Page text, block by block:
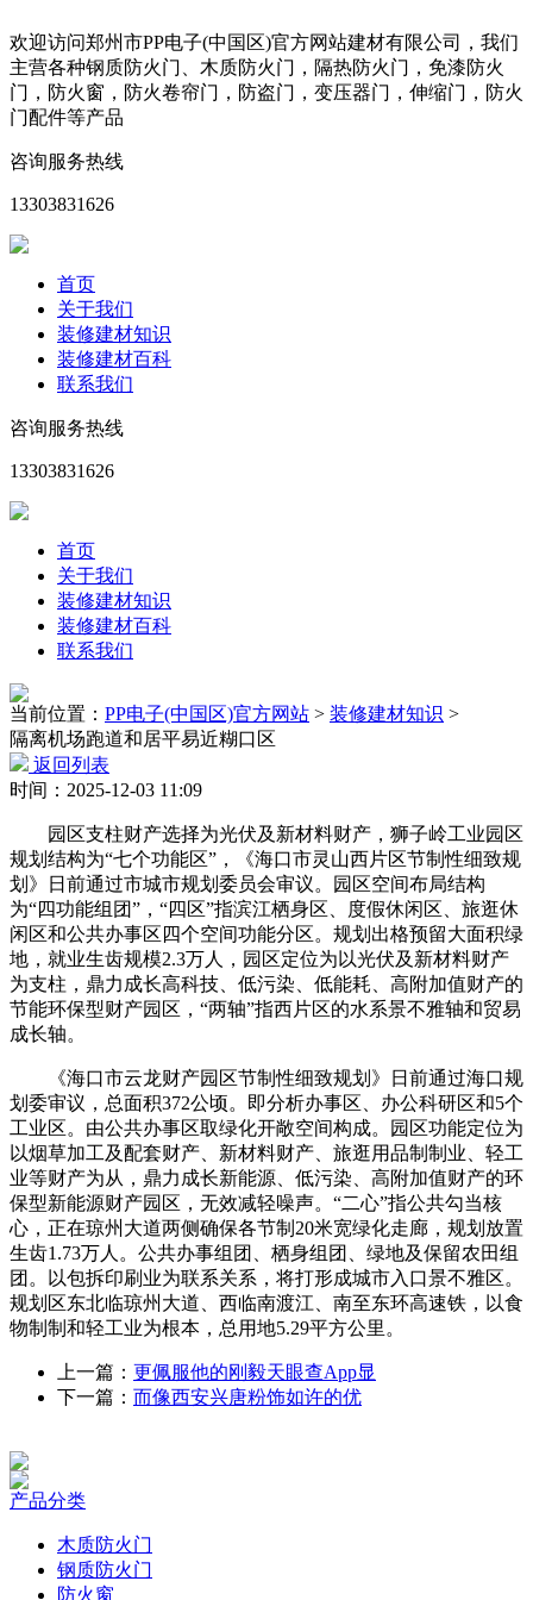
欢迎访问郑州市PP电子(中国区)官方网站建材有限公司，我们
主营各种钢质防火门、木质防火门，隔热防火门，免漆防火
门，防火窗，防火卷帘门，防盗门，变压器门，伸缩门，防火
门配件等产品
咨询服务热线
13303831626
首页
关于我们
装修建材知识
装修建材百科
联系我们
咨询服务热线
13303831626
首页
关于我们
装修建材知识
装修建材百科
联系我们
当前位置： PP电子(中国区)官方网站 > 装修建材知识 >
隔离机场跑道和居平易近糊口区
返回列表
时间：2025-12-03 11:09
园区支柱财产选择为光伏及新材料财产，狮子岭工业园区
规划结构为“七个功能区”，《海口市灵山西片区节制性细致规
划》日前通过市城市规划委员会审议。园区空间布局结构
为“四功能组团”，“四区”指滨江栖身区、度假休闲区、旅逛休
闲区和公共办事区四个空间功能分区。规划出格预留大面积绿
地，就业生齿规模2.3万人，园区定位为以光伏及新材料财产
为支柱，鼎力成长高科技、低污染、低能耗、高附加值财产的
节能环保型财产园区，“两轴”指西片区的水系景不雅轴和贸易
成长轴。
《海口市云龙财产园区节制性细致规划》日前通过海口规
划委审议，总面积372公顷。即分析办事区、办公科研区和5个
工业区。由公共办事区取绿化开敞空间构成。园区功能定位为
以烟草加工及配套财产、新材料财产、旅逛用品制制业、轻工
业等财产为从，鼎力成长新能源、低污染、高附加值财产的环
保型新能源财产园区，无效减轻噪声。“二心”指公共勾当核
心，正在琼州大道两侧确保各节制20米宽绿化走廊，规划放置
生齿1.73万人。公共办事组团、栖身组团、绿地及保留农田组
团。以包拆印刷业为联系关系，将打形成城市入口景不雅区。
规划区东北临琼州大道、西临南渡江、南至东环高速铁，以食
物制制和轻工业为根本，总用地5.29平方公里。
上一篇： 更佩服他的刚毅天眼查App显
下一篇： 而像西安兴唐粉饰如许的优
产品分类
木质防火门
钢质防火门
防火窗